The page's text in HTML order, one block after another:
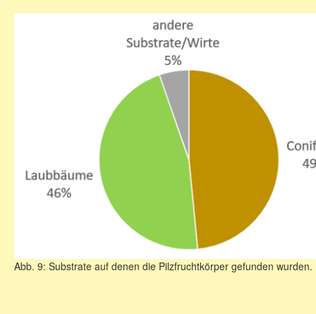
Abb. 9: Substrate auf denen die Pilzfruchtkörper gefunden wurden.